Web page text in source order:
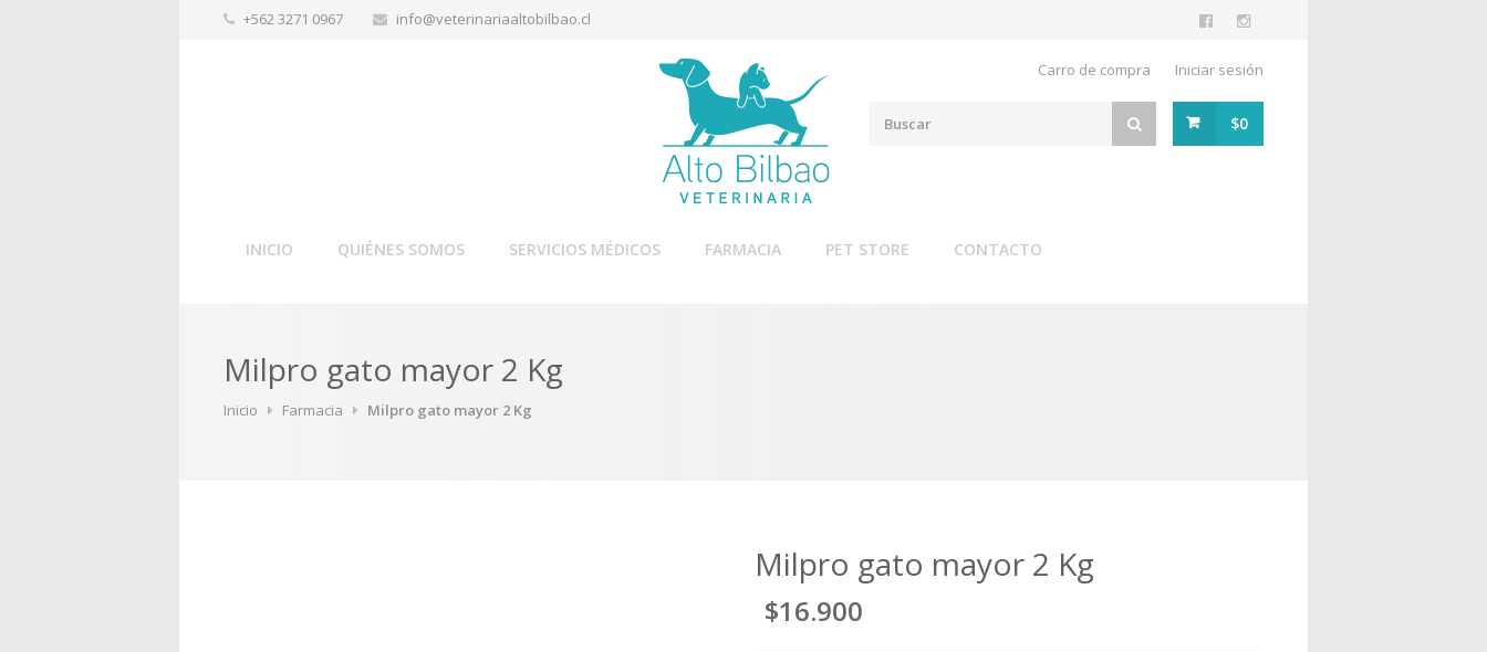
+562 3271 0967 info@veterinariaaltobilbao.cl
Carro de compra Iniciar sesión
$0
INICIO QUIÉNES SOMOS SERVICIOS MÉDICOS FARMACIA PET STORE CONTACTO
Milpro gato mayor 2 Kg
Inicio Farmacia Milpro gato mayor 2 Kg
Milpro gato mayor 2 Kg
$16.900